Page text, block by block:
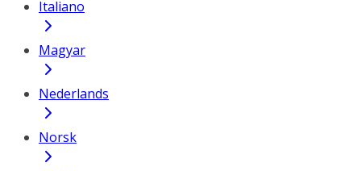
Italiano
Magyar
Nederlands
Norsk